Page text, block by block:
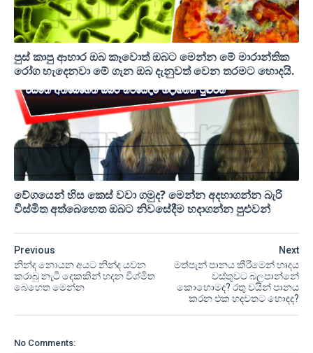
පුස් කාපු ආහාර ඔබ කෑවොත් ඔබට මෙන්න මේ මාරාන්තික
රෝග හැදෙනවා මේ ගැන ඔබ දැනුවත් වෙන තරමට හොදයි.
වේගයෙන් හිස කෙස් වවා ගමුද? මෙන්න අදහාගන්න බැරි
විස්මිත අත්බෙහෙත ඔබට නිවසේදීම හදාගන්න පුළුවන්
Next
මත්පැන් පානය කීරීමෙන් හෘදය
වස්තුවට බලපාන්නේ
කොහොමද? රතු වයින් පානය
කරන එක හදවතට හොඳද?
Previous
නින්ද නොයන අයට නින්ද යවන
කරාබු නැටි දෙකකින් හදන විශ්මිත
බෙහෙත මෙන්න
No Comments: